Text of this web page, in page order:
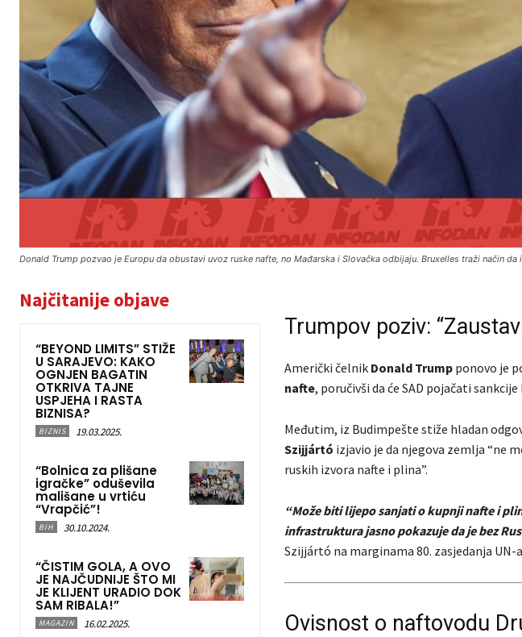
Donald Trump pozvao je Europu da obustavi uvoz ruske nafte, no Mađarska i Slovačka odbijaju. Bruxelles traži način da
Najčitanije objave
“BEYOND LIMITS” STIŽE
U SARAJEVO: KAKO
OGNJEN BAGATIN
OTKRIVA TAJNE
USPJEHA I RASTA
BIZNISA?
BIZNIS 19.03.2025.
“Bolnica za plišane
igračke” oduševila
mališane u vrtiću
“Vrapčić”!
BIH 30.10.2024.
“ČISTIM GOLA, A OVO
JE NAJČUDNIJE ŠTO MI
JE KLIJENT URADIO DOK
SAM RIBALA!”
MAGAZIN 16.02.2025.
Trumpov poziv:
Američki čelnik Donald Trumpponovo je
nafte, poručivši da će SAD pojačati
Međutim, iz Budimpešte stiže hladan
Szijjártó izjavio je da njegova zemlja “ne
ruskih izvora nafte i plina”.
“Može biti lijepo sanjati o kupnji nafte i
infrastruktura jasno pokazuje da je bez
Szijjártó na marginama 80. zasjedanja UN-
Ovisnost o naftovodu